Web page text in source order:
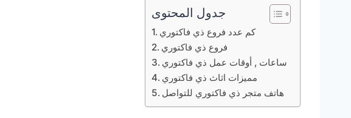
جدول المحتوى
كم عدد فروع ذي فاكتوري
فروع ذي فاكتوري
ساعات , أوقات عمل ذي فاكتوري
هاتف متجر ذي فاكتوري للتواصل